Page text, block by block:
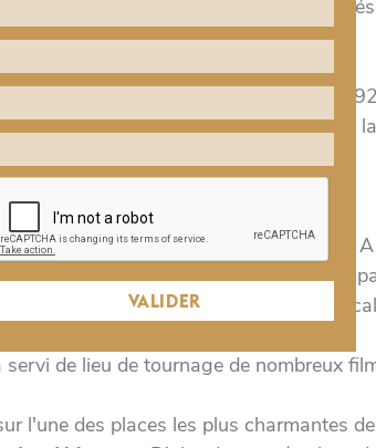
les jeunes comédiens y sont
est reconstruit et inauguré par Sarah
assez vite et une salle de cinéma, le
en 1914. Le théâtre, qui renaît en
à sa direction, devient un haut-lieu de la
continue toujours aujourd'hui.
Durantin, qu'affectionnent tout
(elle est souvent citée) et les cinéastes. A
rues de Montmartre qui ne monte
cour sur deux niveaux, avec un
est désormais inscrite au titre des
de lieu de tournage de nombreux
l'une des places les plus charmantes de
VALIDER